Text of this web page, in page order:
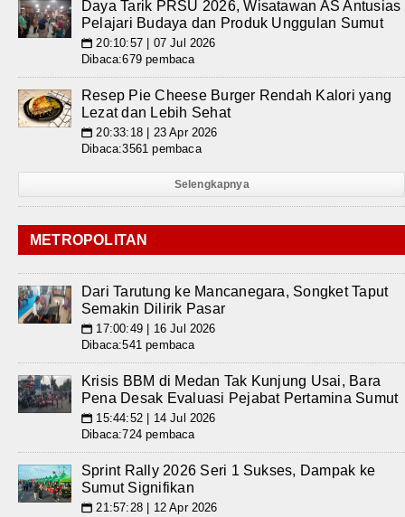
Daya Tarik PRSU 2026, Wisatawan AS Antusias
Pelajari Budaya dan Produk Unggulan Sumut
📅 20:10:57 | 07 Jul 2026
Dibaca:679 pembaca
Resep Pie Cheese Burger Rendah Kalori yang
Lezat dan Lebih Sehat
📅 20:33:18 | 23 Apr 2026
Dibaca:3561 pembaca
Selengkapnya
METROPOLITAN
Dari Tarutung ke Mancanegara, Songket Taput
Semakin Dilirik Pasar
📅 17:00:49 | 16 Jul 2026
Dibaca:541 pembaca
Krisis BBM di Medan Tak Kunjung Usai, Bara
Pena Desak Evaluasi Pejabat Pertamina Sumut
📅 15:44:52 | 14 Jul 2026
Dibaca:724 pembaca
Sprint Rally 2026 Seri 1 Sukses, Dampak ke
Sumut Signifikan
📅 21:57:28 | 12 Apr 2026